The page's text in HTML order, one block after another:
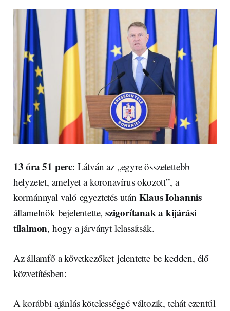
13 óra 51 perc: Látván az „egyre összetettebb
helyzetet, amelyet a koronavírus okozott”, a
kormánnyal való egyeztetés után Klaus Iohannis
államelnök bejelentette, szigorítanak a kijárási
tilalmon, hogy a járványt lelassítsák.
Az államfő a következőket jelentette be kedden, élő
közvetítésben:
A korábbi ajánlás kötelességgé változik, tehát ezentúl